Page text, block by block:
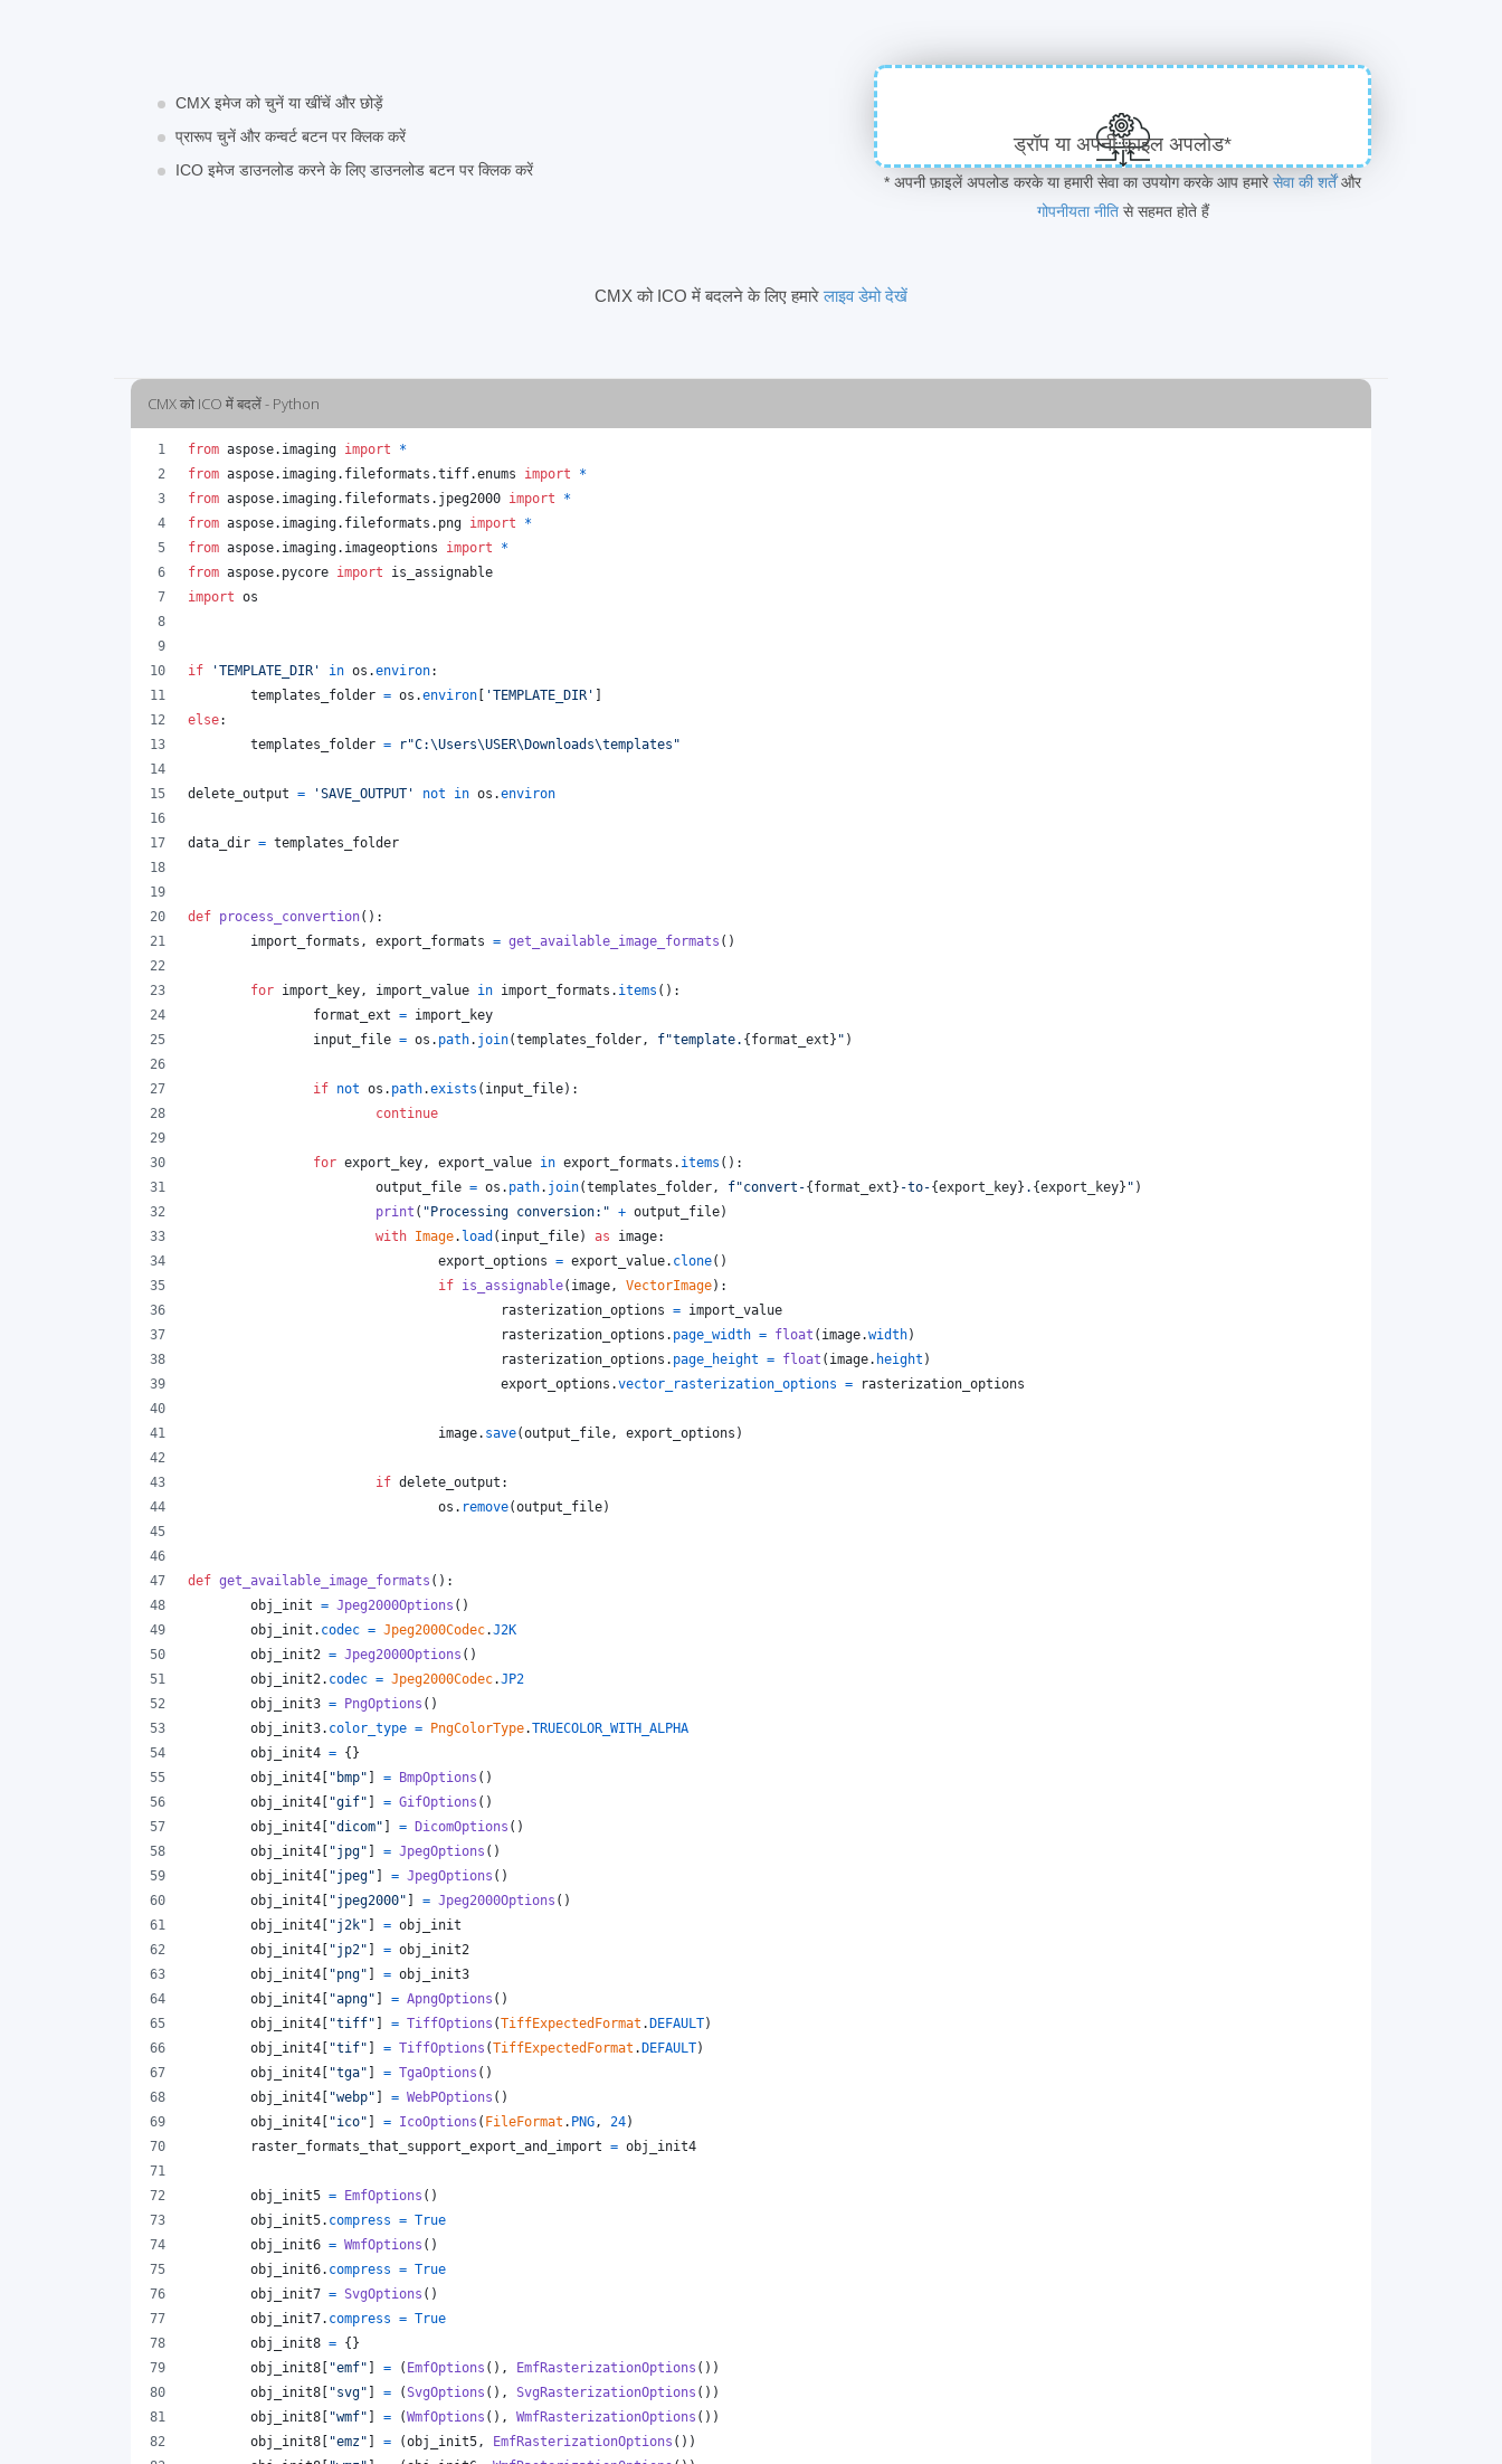
CMX इमेज को चुनें या खींचें और छोड़ें
प्रारूप चुनें और कन्वर्ट बटन पर क्लिक करें
ICO इमेज डाउनलोड करने के लिए डाउनलोड बटन पर क्लिक करें
ड्रॉप या अपनी फ़ाइल अपलोड*
* अपनी फ़ाइलें अपलोड करके या हमारी सेवा का उपयोग करके आप हमारेसेवा की शर्तेंऔर
गोपनीयता नीतिसे सहमत होते हैं
CMX को ICO में बदलने के लिए हमारेलाइव डेमो देखें
CMX को ICO में बदलें - Python
from aspose. imaging import
*
from aspose. imaging. fileformats .tiff.enums import
*
from aspose. imaging. fileformats . jpeg2000 import
*
from aspose. imaging. fileformats . png import
*
from aspose. imaging. imageoptions import
*
from aspose. pycore import
is_assignable
import os
if 'TEMPLATE_DIR' in os .environ:
templates_folder = os .environ 'TEMPLATE_DIR'
else:
templates_folder = r"C:\Users\USER\Downloads\templates"
delete_output = 'SAVE_OUTPUT' not in os .environ
data_dir = templates_folder
def process_convertion():
import_formats , export_formats = get_available_image_formats ()
for import_key, import_value in import_formats . items ():
format_ext = import_key
input_file = os . path. join(templates_folder, f"template. { format_ext } " )
if not os . path.exists ( input_file):
continue
for export_key, export_value in export_formats . items ():
output_file = os . path. join(templates_folder, f"convert-{ format_ext } -to-{export_key} . {export_key} " )
print ( "Processing conversion:" + output_file)
with Image. load ( input_file) as image:
export_options = export_value. clone()
if is_assignable( image, VectorImage):
rasterization_options = import_value
rasterization_options . page_width = float ( image.width)
rasterization_options . page_height = float ( image. height )
export_options .vector_rasterization_options = rasterization_options
image. save(output_file, export_options )
if delete_output :
os . remove(output_file)
def get_available_image_formats ():
obj_init = Jpeg2000Options ()
obj_init . codec = Jpeg2000Codec.J2K
obj_init2 = Jpeg2000Options ()
obj_init2. codec = Jpeg2000Codec.JP2
obj_init3 = PngOptions ()
obj_init3. color_type = PngColorType.TRUECOLOR_WITH_ALPHA
obj_init4 = {}
obj_init4
"bmp" = BmpOptions ()
obj_init4
"gif" = GifOptions ()
obj_init4
"dicom" = DicomOptions ()
obj_init4
"jpg" = JpegOptions ()
obj_init4
"jpeg" = JpegOptions ()
obj_init4
"jpeg2000" = Jpeg2000Options ()
obj_init4
"j2k" = obj_init
obj_init4
"jp2" = obj_init2
obj_init4
"png" = obj_init3
obj_init4
"apng" = ApngOptions ()
obj_init4
"tiff" = TiffOptions (TiffExpectedFormat . DEFAULT)
obj_init4
"tif" = TiffOptions (TiffExpectedFormat . DEFAULT)
obj_init4
"tga" = TgaOptions ()
obj_init4
"webp" = WebPOptions ()
obj_init4
"ico" = IcoOptions ( FileFormat . PNG, 24)
raster_formats_that_support_export_and_import = obj_init4
obj_init5 = EmfOptions ()
obj_init5. compress = True
obj_init6 = WmfOptions ()
obj_init6. compress = True
obj_init7 = SvgOptions ()
obj_init7. compress = True
obj_init8 = {}
obj_init8
"emf" = ( EmfOptions (), EmfRasterizationOptions ())
obj_init8
"svg" = (SvgOptions (), SvgRasterizationOptions ())
obj_init8
"wmf" = (WmfOptions (), WmfRasterizationOptions ())
obj_init8
"emz" = (obj_init5, EmfRasterizationOptions ())